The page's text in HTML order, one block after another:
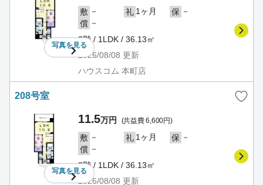
写真を見る
敷 － 礼 1ヶ月 保 －
償 －
2階 / 1LDK / 36.13㎡
2026/08/08 更新
ハウスコム 本町店
208号室
写真を見る
11.5万円 (共益費 6,600円)
敷 － 礼 1ヶ月 保 －
償 －
2階 / 1LDK / 36.13㎡
2026/08/08 更新